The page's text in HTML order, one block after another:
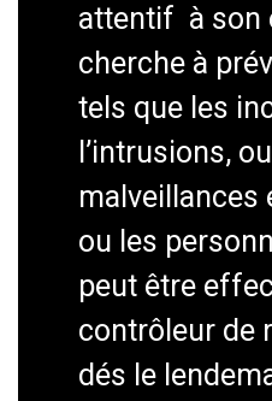
attentif à son
cherche à
tels que les
l’intrusions,
malveillances
ou les
peut être
contrôleur de
dés le